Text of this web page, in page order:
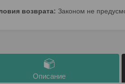
Законом не
Описание